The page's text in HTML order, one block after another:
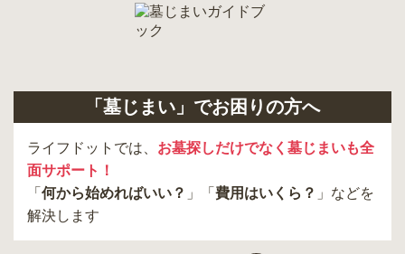
「墓じまい」でお困りの方へ
ライフドットでは、 お墓探しだけでなく墓じまいも全
面サポート！
「 何から始めればいい？ 」「 費用はいくら？ 」などを
解決します